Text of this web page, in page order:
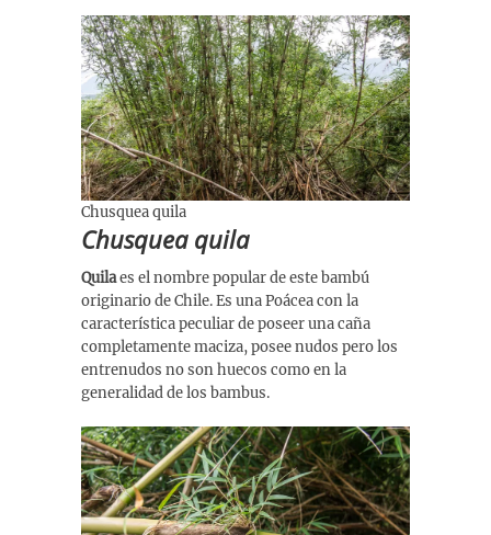
Chusquea quila
Chusquea quila
Quilaes el nombre popular de este bambú
originario de Chile. Es una Poácea con la
característica peculiar de poseer una caña
completamente maciza, posee nudos pero los
entrenudos no son huecos como en la
generalidad de los bambus.